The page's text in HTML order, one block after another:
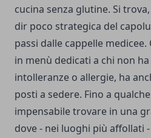
cucina senza glutine. Si
dir poco strategica del
passi dalle cappelle
in menù dedicati a chi non
intolleranze o allergie, ha
posti a sedere. Fino a
impensabile trovare in una
dove - nei luoghi più affollati